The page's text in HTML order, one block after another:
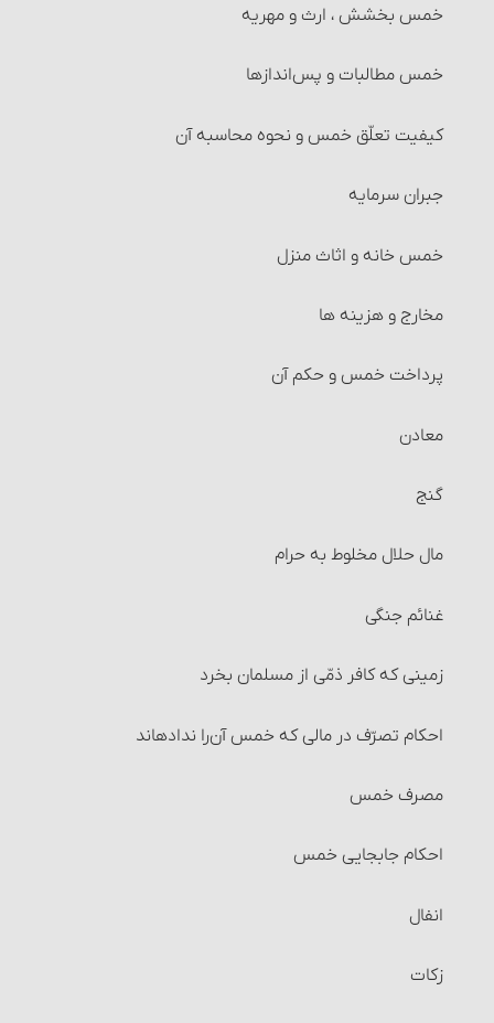
خمس بخشش ، ارث و مهریه
خمس مطالبات و پس‌اندازها
کیفیت تعلّق خمس و نحوه محاسبه آن‏
جبران سرمایه‏
خمس خانه و اثاث منزل‏
مخارج و هزینه‏ ها
پرداخت خمس و حکم آن‏
معادن
گنج
مال حلال مخلوط به حرام‏
غنائم جنگی
زمینی که کافر ذمّی از مسلمان بخرد
احکام تصرّف در مالی که خمس آن‌را نداده‏اند
مصرف خمس
احکام جابجایی خمس
انفال
زکات